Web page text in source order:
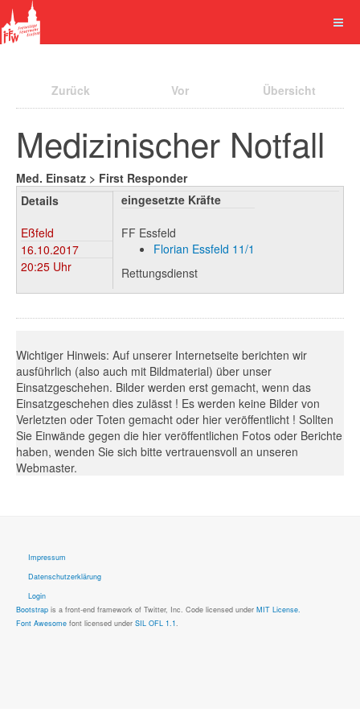
Zurück Vor Übersicht
Medizinischer Notfall
Med. Einsatz > First Responder
Details
Eßfeld
16.10.2017
20:25 Uhr
eingesetzte Kräfte
FF Essfeld
Florian Essfeld 11/1
Rettungsdienst
Wichtiger Hinweis: Auf unserer Internetseite berichten wir
ausführlich (also auch mit Bildmaterial) über unser
Einsatzgeschehen. Bilder werden erst gemacht, wenn das
Einsatzgeschehen dies zulässt ! Es werden keine Bilder von
Verletzten oder Toten gemacht oder hier veröffentlicht ! Sollten
Sie Einwände gegen die hier veröffentlichen Fotos oder Berichte
haben, wenden Sie sich bitte vertrauensvoll an unseren
Webmaster.
Impressum
Datenschutzerklärung
Login
Bootstrap is a front-end framework of Twitter, Inc. Code licensed under MIT License.
Font Awesome font licensed under SIL OFL 1.1.